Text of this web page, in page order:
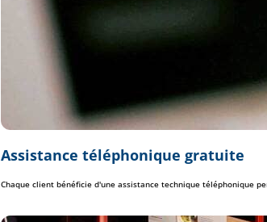
Assistance téléphonique gratuite
Chaque client bénéficie d'une assistance technique téléphonique